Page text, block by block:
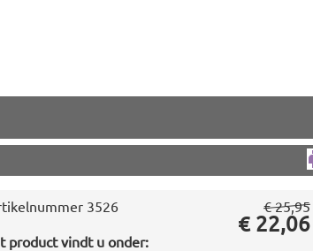
3526
product vindt u onder:
€ 25,95
€ 22,06